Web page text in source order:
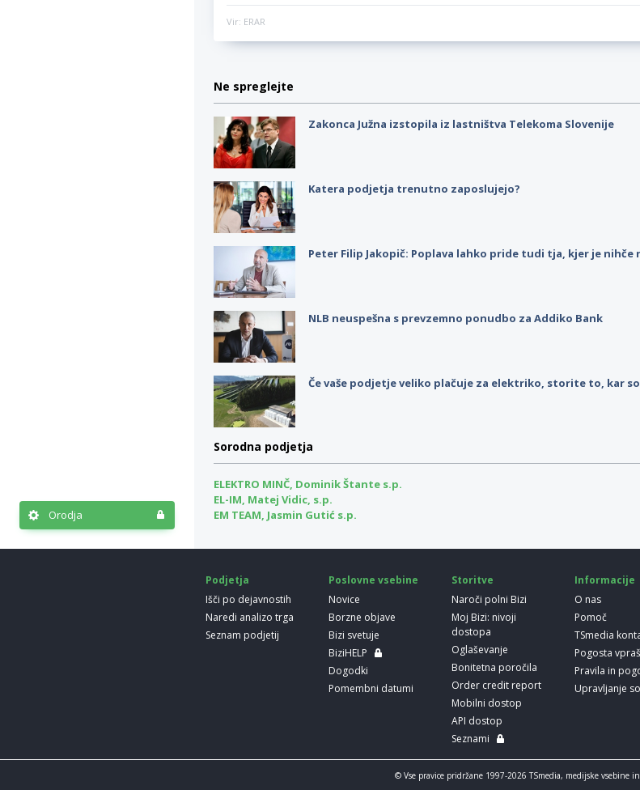
Orodja
Vir: ERAR
Ne spreglejte
Zakonca Južna izstopila iz lastništva Telekoma Slovenije
Katera podjetja trenutno zaposlujejo?
Peter Filip Jakopič: Poplava lahko pride tudi tja, kjer je nihče
NLB neuspešna s prevzemno ponudbo za Addiko Bank
Če vaše podjetje veliko plačuje za elektriko, storite to, kar
Sorodna podjetja
ELEKTRO MINČ, Dominik Štante s.p.
EL-IM, Matej Vidic, s.p.
EM TEAM, Jasmin Gutić s.p.
Podjetja
Išči po dejavnostih
Naredi analizo trga
Seznam podjetij
Poslovne vsebine
Novice
Borzne objave
Bizi svetuje
BiziHELP
Dogodki
Pomembni datumi
Storitve
Naroči polni Bizi
Moj Bizi: nivoji
dostopa
Oglaševanje
Bonitetna poročila
Order credit report
Mobilni dostop
API dostop
Seznami
Informacije
O nas
Pomoč
TSmedia
Pogosta
Pravila in
Upravljanje
© Vse pravice pridržane 1997-2026 TSmedia, medijske vsebine